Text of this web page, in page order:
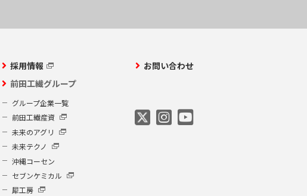
採用情報
前田工繊グループ
グループ企業一覧
前田工繊産資
未来のアグリ
未来テクノ
沖縄コーセン
セブンケミカル
犀工房
お問い合わせ